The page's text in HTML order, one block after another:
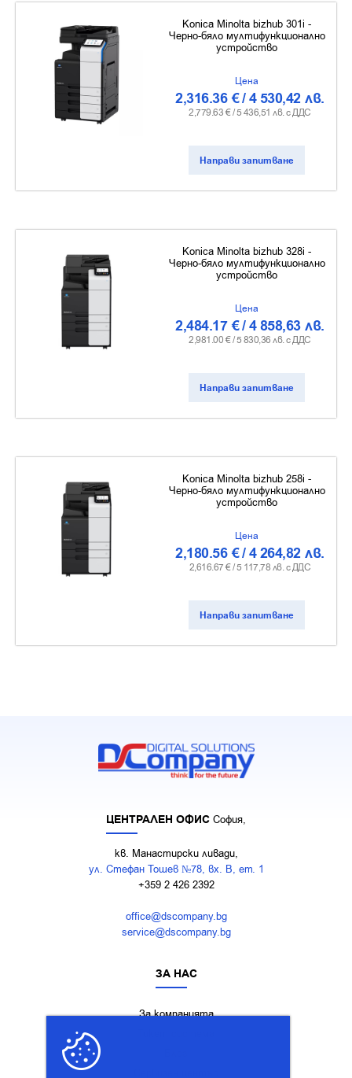
Konica Minolta bizhub 301i -
Черно-бяло мултифункционално
устройство
Цена
2,316.36 €/4 530,42 лв.
2,779.63€ /5 436,51 лв. с ДДС
Направи запитване
Konica Minolta bizhub 328i -
Черно-бяло мултифункционално
устройство
Цена
2,484.17 €/4 858,63 лв.
2,981.00€ /5 830,36лв. с ДДС
Направи запитване
Konica Minolta bizhub 258i -
Черно-бяло мултифункционално
устройство
Цена
2,180.56 €/4 264,82 лв.
2,616.67€ /5 117,78лв. с ДДС
Направи запитване
ЦЕНТРАЛЕН ОФИС София,
кв. Манастирски ливади,
ул. Стефан Тошев №78, вх. В, ет. 1
+359 2 426 2392
office@dscompany.bg
service@dscompany.bg
ЗА НАС
За компанията